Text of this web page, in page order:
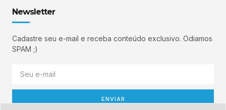
Newsletter
Cadastre seu e-mail e receba conteúdo exclusivo. Odiamos
SPAM ;)
ENVIAR